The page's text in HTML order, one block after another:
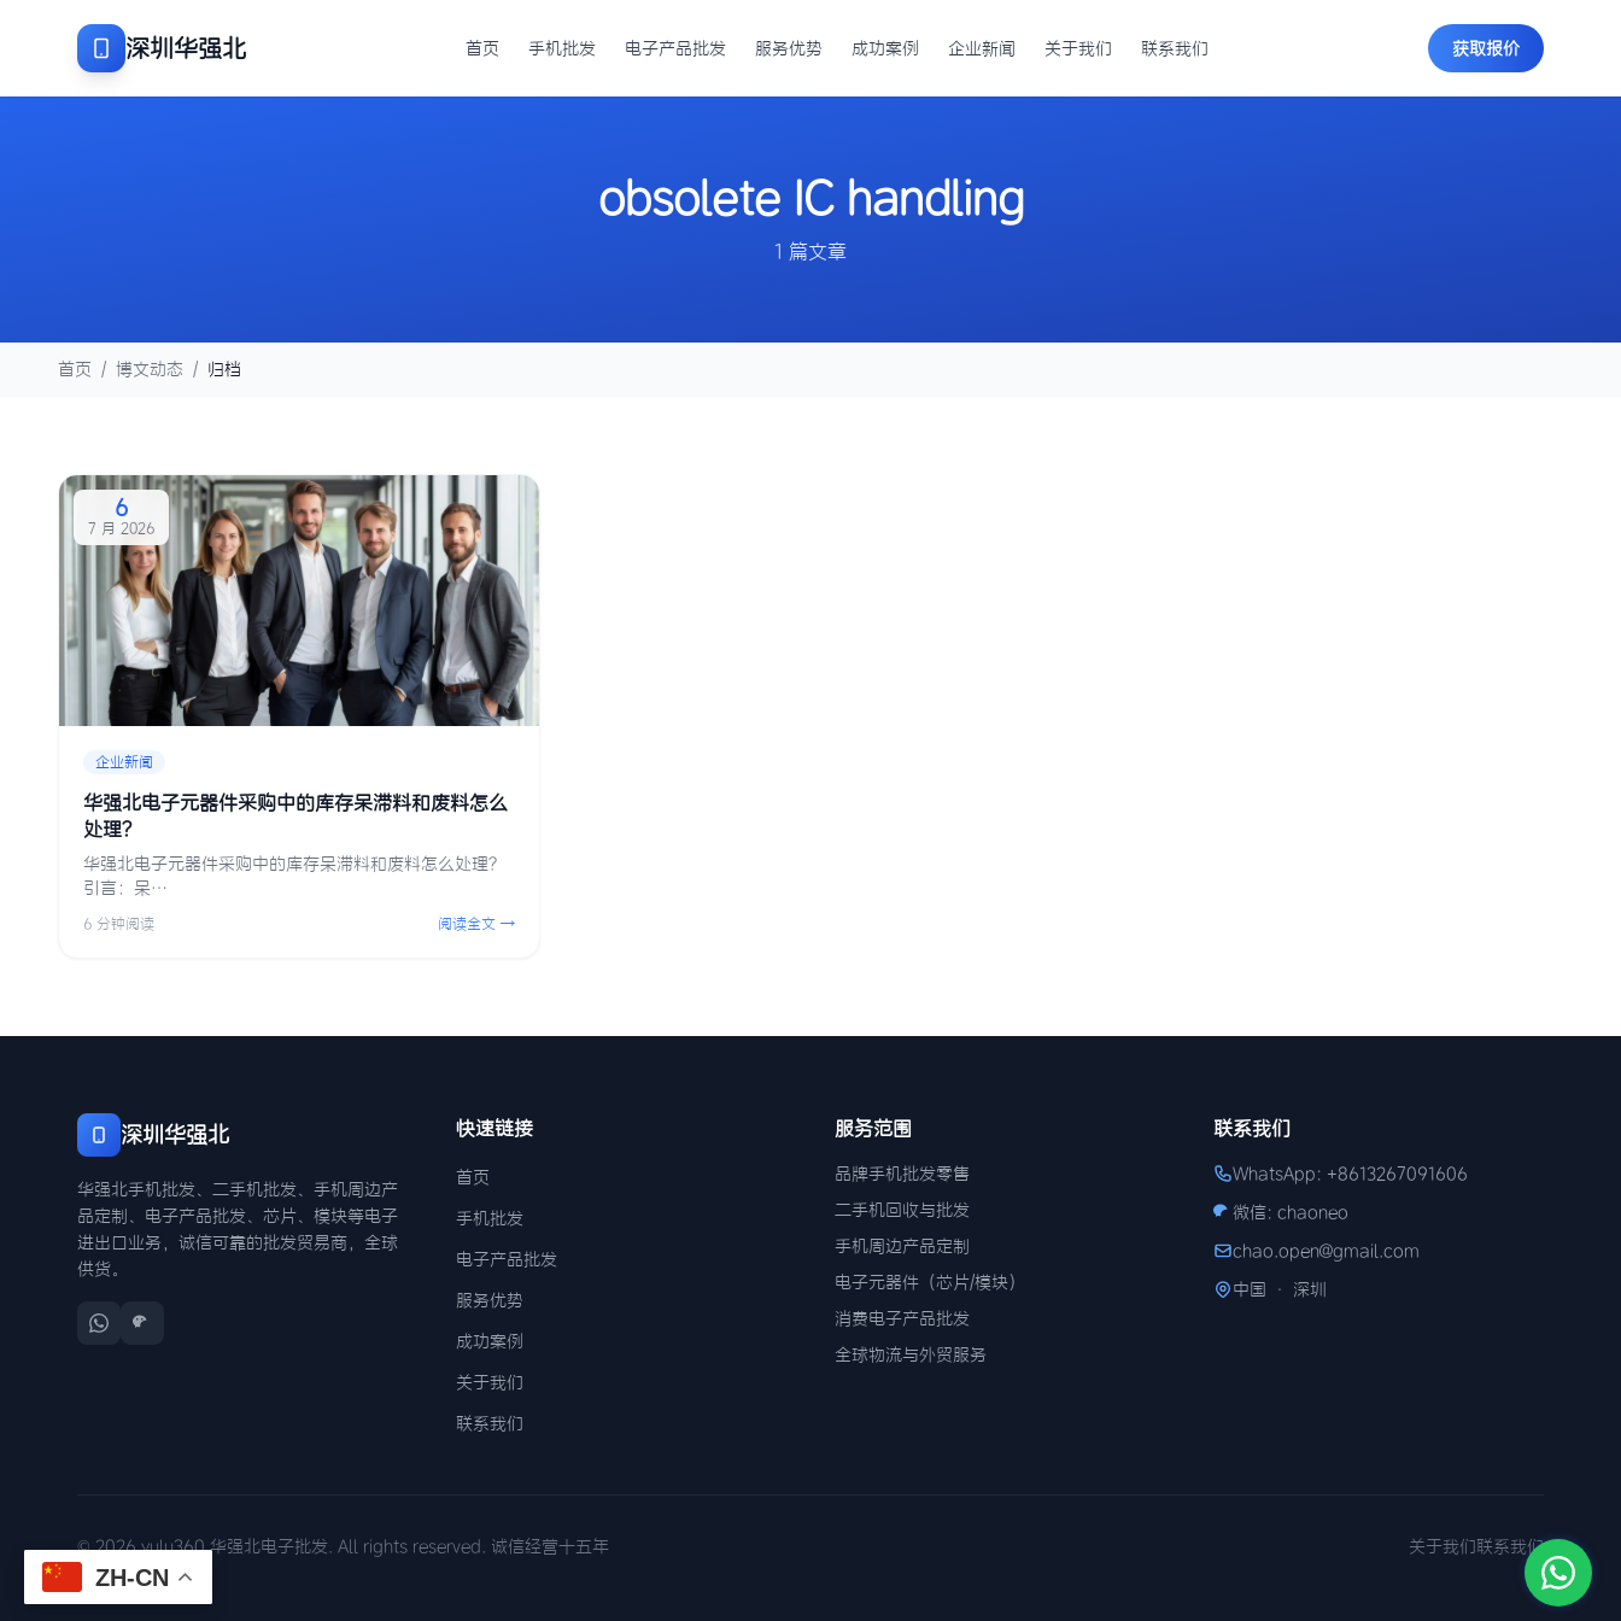
深圳华强北 首页 手机批发 电子产品批发 服务优势 成功案例 企业新闻 关于我们 联系我们 获取报价
obsolete IC handling
1 篇文章
首页 / 博文动态 / 归档
6
7 月 2026
企业新闻
华强北电子元器件采购中的库存呆滞料和废料怎么
处理？
华强北电子元器件采购中的库存呆滞料和废料怎么处理？
引言：呆…
6 分钟阅读 阅读全文 →
深圳华强北
华强北手机批发、二手机批发、手机周边产
品定制、电子产品批发、芯片、模块等电子
进出口业务，诚信可靠的批发贸易商，全球
供货。
快速链接
首页
手机批发
电子产品批发
服务优势
成功案例
关于我们
联系我们
服务范围
品牌手机批发零售
二手机回收与批发
手机周边产品定制
电子元器件（芯片/模块）
消费电子产品批发
全球物流与外贸服务
联系我们
WhatsApp: +8613267091606
微信: chaoneo
chao.open@gmail.com
中国 · 深圳
© 2026 yulu360 华强北电子批发. All rights reserved. 诚信经营十五年 关于我们联系我们
ZH-CN